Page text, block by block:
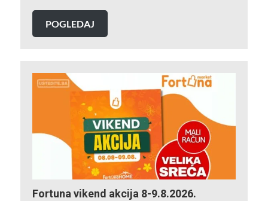
POGLEDAJ
Fortuna vikend akcija 8-9.8.2026.